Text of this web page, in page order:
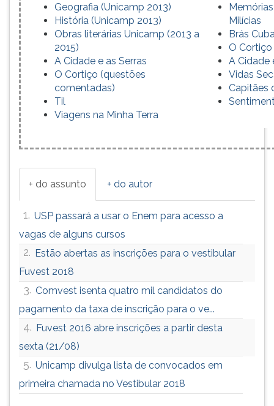
Geografia (Unicamp 2013)
História (Unicamp 2013)
Obras literárias Unicamp (2013 a
2015)
A Cidade e as Serras
O Cortiço (questões
comentadas)
Til
Viagens na Minha Terra
Milícias
Brás
O Cortiço
A Cidade
Vidas
Capitães
+ do assunto + do autor
1. USP passará a usar o Enem para acesso a
vagas de alguns cursos
2. Estão abertas as inscrições para o vestibular
Fuvest 2018
3. Comvest isenta quatro mil candidatos do
pagamento da taxa de inscrição para o ve...
4. Fuvest 2016 abre inscrições a partir desta
sexta (21/08)
5. Unicamp divulga lista de convocados em
primeira chamada no Vestibular 2018